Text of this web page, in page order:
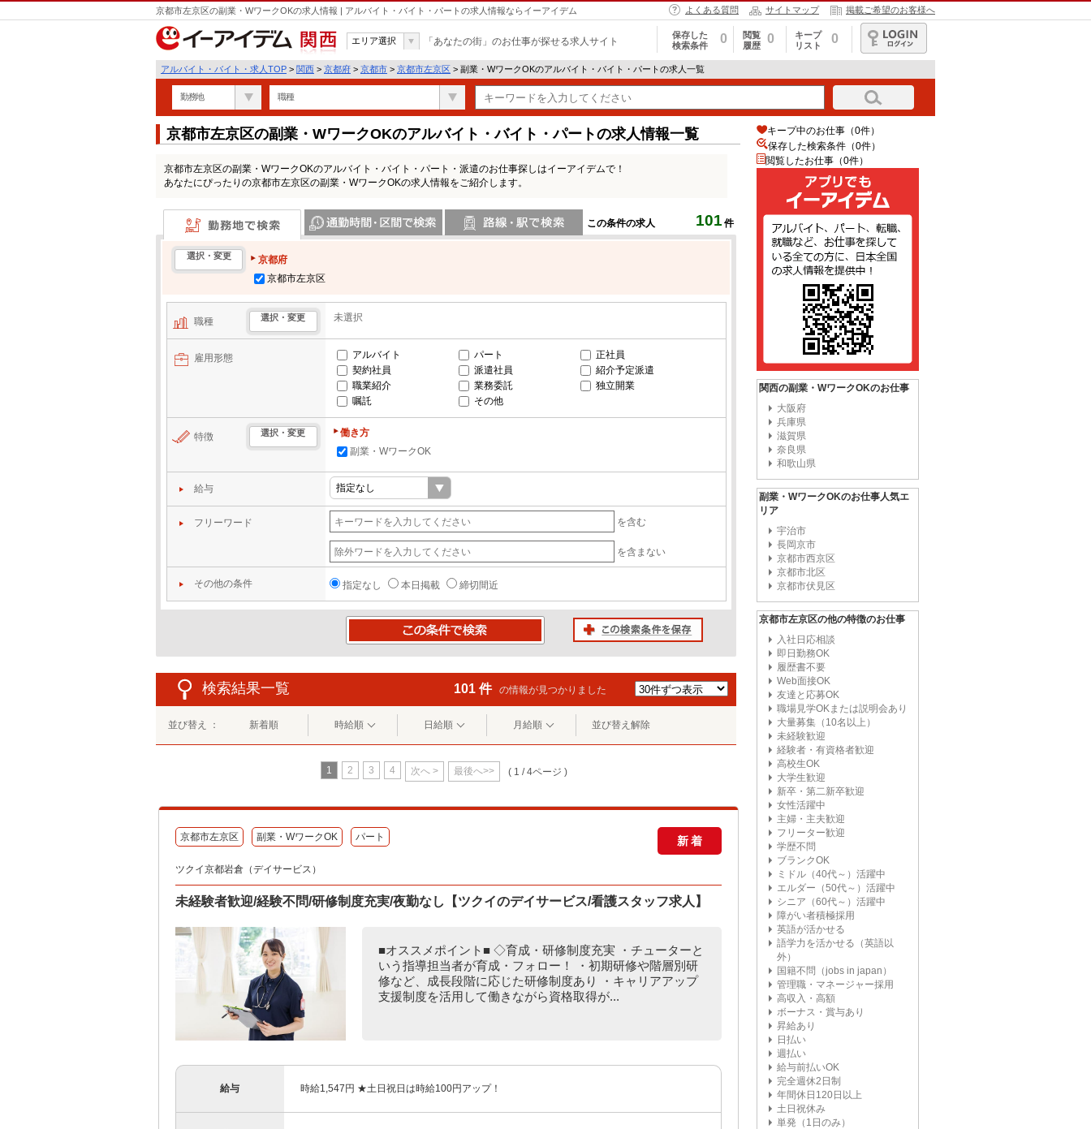
京都市左京区の副業・WワークOKの求人情報 | アルバイト・バイト・パートの求人情報ならイーアイデム よくある質問 サイトマップ 掲載ご希望のお客様へ
関西
エリア選択 「あなたの街」のお仕事が探せる求人サイト
保存した
検索条件
0
閲覧
履歴
0
キープ
リスト
0
ログイン
アルバイト・バイト・求人TOP > 関西 > 京都府 > 京都市 > 京都市左京区 > 副業・WワークOKのアルバイト・バイト・パートの求人一覧
勤務地 職種
京都市左京区の副業・WワークOKのアルバイト・バイト・パートの求人情報一覧
京都市左京区の副業・WワークOKのアルバイト・バイト・パート・派遣のお仕事探しはイーアイデムで！
あなたにぴったりの京都市左京区の副業・WワークOKの求人情報をご紹介します。
この条件の求人 101 件
勤務地で検索
選択・変更
京都府
京都市左京区
職種 選択・変更 未選択
雇用形態 アルバイト パート
正社員
契約社員
派遣社員
紹介予定派遣
職業紹介
業務委託
独立開業
嘱託
その他
特徴 選択・変更
働き方
副業・WワークOK
給与
フリーワード を含む
を含まない
その他の条件 指定なし 本日掲載 締切間近
検索結果一覧 101 件 の情報が見つかりました
並び替え ： 新着順 時給順 日給順 月給順 並び替え解除
1 2 3 4 次へ > 最後へ>> ( 1 / 4ページ )
京都市左京区 副業・WワークOK パート 新着
ツクイ京都岩倉（デイサービス）
未経験者歓迎/経験不問/研修制度充実/夜勤なし【ツクイのデイサービス/看護スタッフ求人】
■オススメポイント■ ◇育成・研修制度充実 ・チューターと
いう指導担当者が育成・フォロー！ ・初期研修や階層別研
修など、成長段階に応じた研修制度あり ・キャリアアップ
支援制度を活用して働きながら資格取得が...
給与 時給1,547円 ★土日祝日は時給100円アップ！
キープ中のお仕事（0件）
保存した検索条件（0件）
閲覧したお仕事（0件）
関西の副業・WワークOKのお仕事
大阪府
兵庫県
滋賀県
奈良県
和歌山県
副業・WワークOKのお仕事人気エ
リア
宇治市
長岡京市
京都市西京区
京都市北区
京都市伏見区
京都市左京区の他の特徴のお仕事
入社日応相談
即日勤務OK
履歴書不要
Web面接OK
友達と応募OK
職場見学OKまたは説明会あり
大量募集（10名以上）
未経験歓迎
経験者・有資格者歓迎
高校生OK
大学生歓迎
新卒・第二新卒歓迎
女性活躍中
主婦・主夫歓迎
フリーター歓迎
学歴不問
ブランクOK
ミドル（40代～）活躍中
エルダー（50代～）活躍中
シニア（60代～）活躍中
障がい者積極採用
英語が活かせる
語学力を活かせる（英語以
外）
国籍不問（jobs in japan）
管理職・マネージャー採用
高収入・高額
ボーナス・賞与あり
昇給あり
日払い
週払い
給与前払いOK
完全週休2日制
年間休日120日以上
土日祝休み
単発（1日のみ）